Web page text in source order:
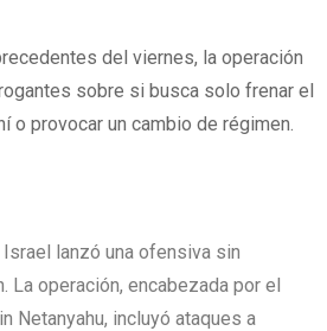
del viernes, la operación
sobre si busca solo frenar el
o provocar un cambio de régimen.
lanzó una ofensiva sin
La operación, encabezada por el
Netanyahu, incluyó ataques a